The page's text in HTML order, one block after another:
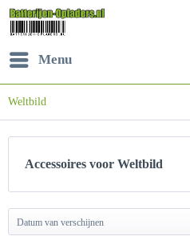
Menu
Weltbild
Accessoires voor Weltbild
Datum van verschijnen